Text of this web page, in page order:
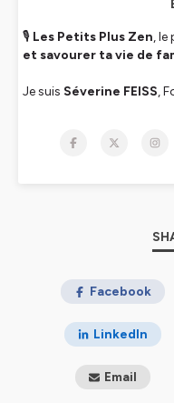
🎙 Les Petits Plus Zen,
et savourer ta vie de
Je suis Séverine FEISS,
retrouver du temps pour
sereines. Je te
maternelle, des
temps à l'école et à la
Abonne-toi
et soutiens
Tu veux aller plus loin?
Papotons:
Facebook
LinkedIn
Email